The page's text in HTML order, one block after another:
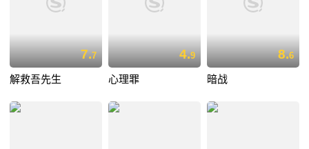
7.7
解救吾先生
4.9
心理罪
8.6
暗战